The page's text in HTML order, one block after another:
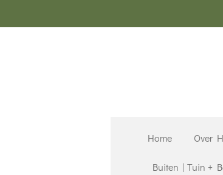
direct
Home Over
Buiten | Tuin +